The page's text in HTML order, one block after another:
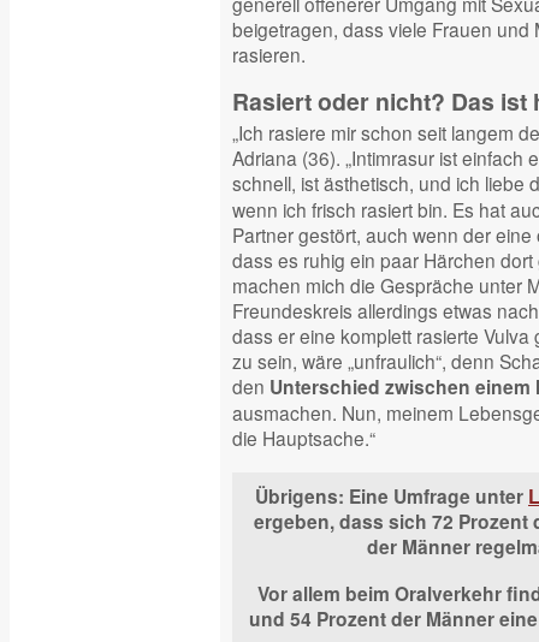
beigetragen, dass viele Frauen und
rasieren.
Rasiert oder nicht? Das ist
„Ich rasiere mir schon seit langem
Adriana (36). „Intimrasur ist einfach
schnell, ist ästhetisch, und ich liebe
wenn ich frisch rasiert bin. Es hat
Partner gestört, auch wenn der
dass es ruhig ein paar Härchen
machen mich die Gespräche unter
Freundeskreis allerdings etwas
dass er eine komplett rasierte
zu sein, wäre „unfraulich“, denn
den Unterschied zwischen
ausmachen. Nun, meinem
die Hauptsache.“
Übrigens: Eine Umfrage unter
ergeben, dass sich 72 Prozent
der Männer
Vor allem beim Oralverkehr
und 54 Prozent der Männer